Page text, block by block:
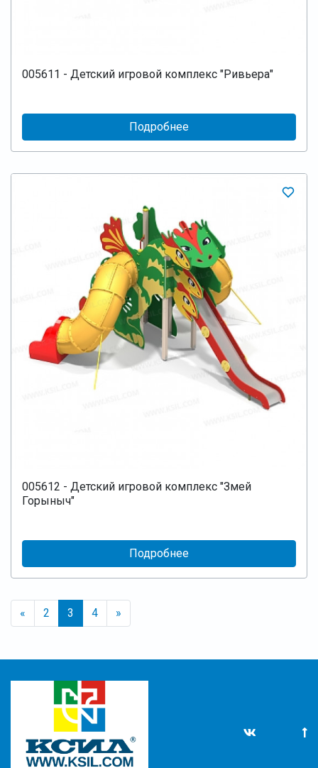
005611 - Детский игровой комплекс "Ривьера"
Подробнее
005612 - Детский игровой комплекс "Змей
Горыныч"
Подробнее
« 2 3 4 »